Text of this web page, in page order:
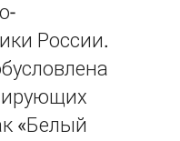
России.
«Белый